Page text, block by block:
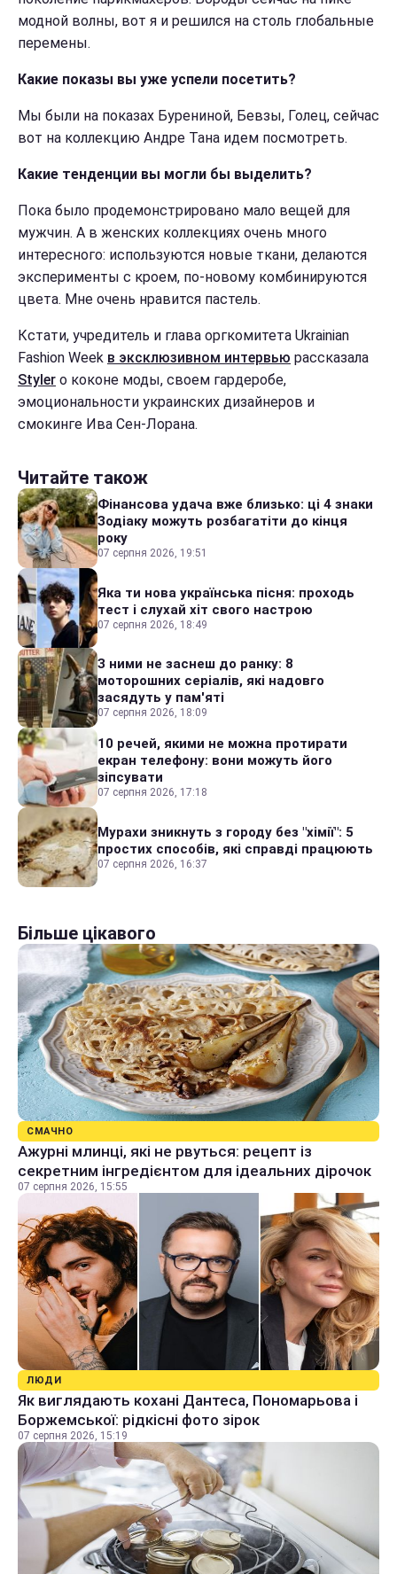
модной волны, вот я и решился на столь глобальные
перемены.
Какие показы вы уже успели посетить?
Мы были на показах Бурениной, Бевзы, Голец, сейчас
вот на коллекцию Андре Тана идем посмотреть.
Какие тенденции вы могли бы выделить?
Пока было продемонстрировано мало вещей для
мужчин. А в женских коллекциях очень много
интересного: используются новые ткани, делаются
эксперименты с кроем, по-новому комбинируются
цвета. Мне очень нравится пастель.
Кстати, учредитель и глава оргкомитета Ukrainian
Fashion Week в эксклюзивном интервью рассказала
Styler о коконе моды, своем гардеробе,
эмоциональности украинских дизайнеров и
смокинге Ива Сен-Лорана.
Читайте також
Фінансова удача вже близько: ці 4 знаки
Зодіаку можуть розбагатіти до кінця
року
07 серпня 2026, 19:51
Яка ти нова українська пісня: проходь
тест і слухай хіт свого настрою
07 серпня 2026, 18:49
З ними не заснеш до ранку: 8
моторошних серіалів, які надовго
засядуть у пам'яті
07 серпня 2026, 18:09
10 речей, якими не можна протирати
екран телефону: вони можуть його
зіпсувати
07 серпня 2026, 17:18
Мурахи зникнуть з городу без "хімії": 5
простих способів, які справді працюють
07 серпня 2026, 16:37
Більше цікавого
СМАЧНО
Ажурні млинці, які не рвуться: рецепт із
секретним інгредієнтом для ідеальних дірочок
07 серпня 2026, 15:55
ЛЮДИ
Як виглядають кохані Дантеса, Пономарьова і
Боржемської: рідкісні фото зірок
07 серпня 2026, 15:19